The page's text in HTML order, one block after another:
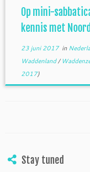
Op mini-
kennis met
23 juni 2017in
Waddenland/
2017)
Stay tuned